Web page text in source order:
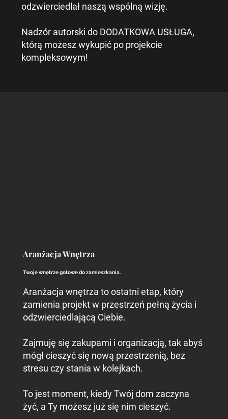
odzwierciedlał naszą wspólną wizję.
Nadzór autorski do DODATKOWA USŁUGA,
którą możesz wykupić po projekcie
kompleksowym!
Aranżacja Wnętrza
Twoje wnętrze gotowe do zamieszkania.
Aranżacja wnętrza to ostatni etap, który
zamienia projekt w przestrzeń pełną życia i
odzwierciedlającą Ciebie.
Zajmuję się zakupami i organizacją, tak abyś
mógł cieszyć się nową przestrzenią, bez
stresu czy stania w kolejkach.
To jest moment, kiedy Twój dom zaczyna
żyć, a Ty możesz już się nim cieszyć.